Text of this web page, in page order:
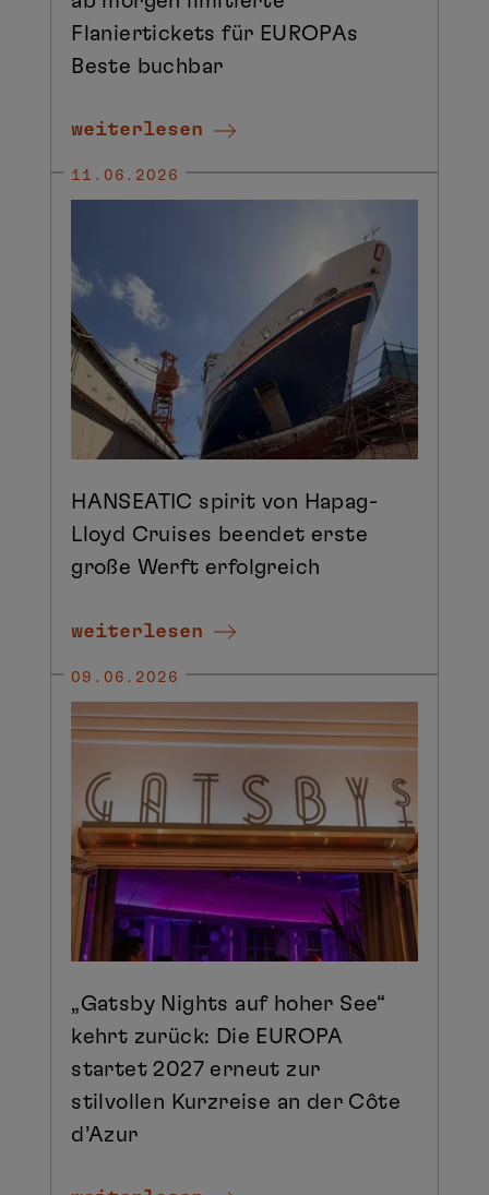
Flaniertickets für EUROPAs
Beste buchbar
weiterlesen
HANSEATIC spirit von Hapag-
Lloyd Cruises beendet erste
große Werft erfolgreich
weiterlesen
11.06.2026
„Gatsby Nights auf hoher See“
kehrt zurück: Die EUROPA
startet 2027 erneut zur
stilvollen Kurzreise an der Côte
d’Azur
09.06.2026